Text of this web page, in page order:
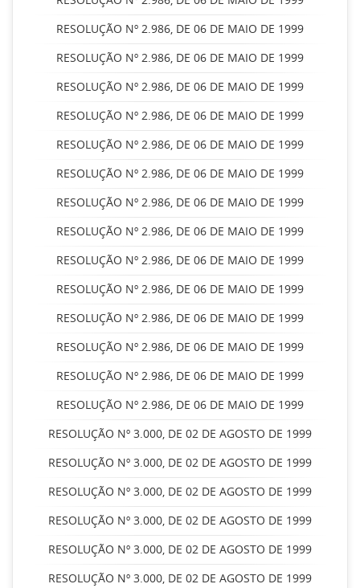
RESOLUÇÃO Nº 2.986, DE 06 DE MAIO DE 1999
RESOLUÇÃO Nº 2.986, DE 06 DE MAIO DE 1999
RESOLUÇÃO Nº 2.986, DE 06 DE MAIO DE 1999
RESOLUÇÃO Nº 2.986, DE 06 DE MAIO DE 1999
RESOLUÇÃO Nº 2.986, DE 06 DE MAIO DE 1999
RESOLUÇÃO Nº 2.986, DE 06 DE MAIO DE 1999
RESOLUÇÃO Nº 2.986, DE 06 DE MAIO DE 1999
RESOLUÇÃO Nº 2.986, DE 06 DE MAIO DE 1999
RESOLUÇÃO Nº 2.986, DE 06 DE MAIO DE 1999
RESOLUÇÃO Nº 2.986, DE 06 DE MAIO DE 1999
RESOLUÇÃO Nº 2.986, DE 06 DE MAIO DE 1999
RESOLUÇÃO Nº 2.986, DE 06 DE MAIO DE 1999
RESOLUÇÃO Nº 2.986, DE 06 DE MAIO DE 1999
RESOLUÇÃO Nº 2.986, DE 06 DE MAIO DE 1999
RESOLUÇÃO Nº 3.000, DE 02 DE AGOSTO DE 1999
RESOLUÇÃO Nº 3.000, DE 02 DE AGOSTO DE 1999
RESOLUÇÃO Nº 3.000, DE 02 DE AGOSTO DE 1999
RESOLUÇÃO Nº 3.000, DE 02 DE AGOSTO DE 1999
RESOLUÇÃO Nº 3.000, DE 02 DE AGOSTO DE 1999
RESOLUÇÃO Nº 3.000, DE 02 DE AGOSTO DE 1999